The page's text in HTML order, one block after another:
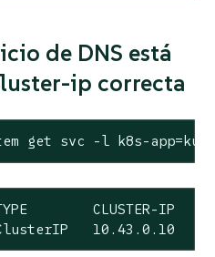
de DNS está
ip correcta
get svc -l k8s-
CLUSTER-IP
10.43.0.10